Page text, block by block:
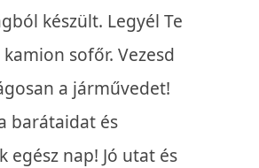
készült. Legyél Te
sofőr. Vezesd
a járművedet!
barátaidat és
egész nap! Jó utat és